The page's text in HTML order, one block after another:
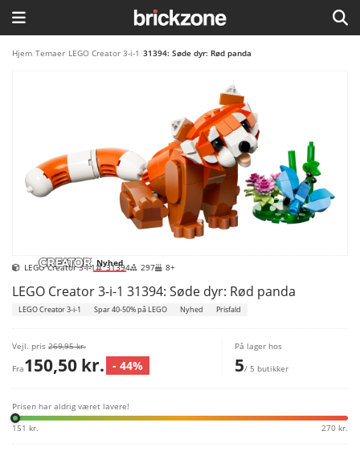
HJEM
LEGO FAVORITTER
Hjem Temaer LEGO Creator 3-i-1 31394: Søde dyr: Rød panda
Nyhed
LEGO Creator 3-i-1 31394 297 8+
LEGO Creator 3-i-1 31394: Søde dyr: Rød panda
LEGO Creator 3-i-1 Spar 40-50% på LEGO Nyhed Prisfald
Vejl. pris 269,95 kr.
Fra150,50 kr. - 44%
På lager hos
5/ 5 butikker
Prisen har aldrig været lavere!
151 kr. 270 kr.